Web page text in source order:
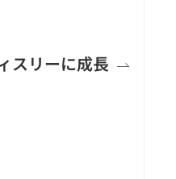
スリーに成長